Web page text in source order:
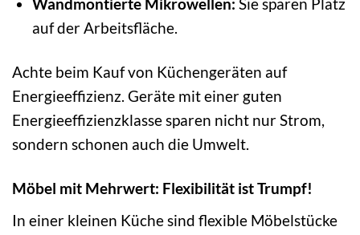
Wandmontierte Mikrowellen: Sie sparen Platz
auf der Arbeitsfläche.
Achte beim Kauf von Küchengeräten auf
Energieeffizienz. Geräte mit einer guten
Energieeffizienzklasse sparen nicht nur Strom,
sondern schonen auch die Umwelt.
Möbel mit Mehrwert: Flexibilität ist Trumpf!
In einer kleinen Küche sind flexible Möbelstücke